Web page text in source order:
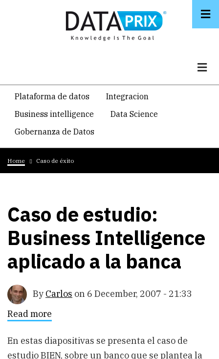
Navegacion
temática
principal
Plataforma de datos
Integracion
Business intelligence
Data Science
Gobernanza de Datos
Breadcrumb
Home Caso de éxito
Caso de estudio:
Business Intelligence
aplicado a la banca
By Carlos on 6 December, 2007 - 21:33
Read more
estudio:
Business
En estas diapositivas se presenta el caso de
estudio BIEN, sobre un banco que se plantea la